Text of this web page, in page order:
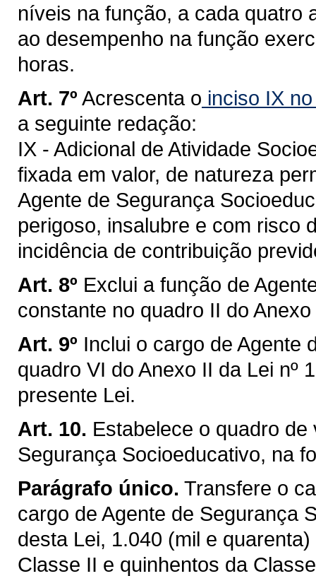
níveis na função, a cada quatro
ao desempenho na função
horas.
Art. 7º Acrescenta o inciso IX
a seguinte redação:
IX - Adicional de Atividade
fixada em valor, de natureza
Agente de Segurança
perigoso, insalubre e com risco
incidência de contribuição
Art. 8º Exclui a função de
constante no quadro II do
Art. 9º Inclui o cargo de Agente
quadro VI do Anexo II da Lei nº
presente Lei.
Art. 10. Estabelece o quadro
Segurança Socioeducativo, na
Parágrafo único. Transfere o
cargo de Agente de Segurança
desta Lei, 1.040 (mil e
Classe II e quinhentos da